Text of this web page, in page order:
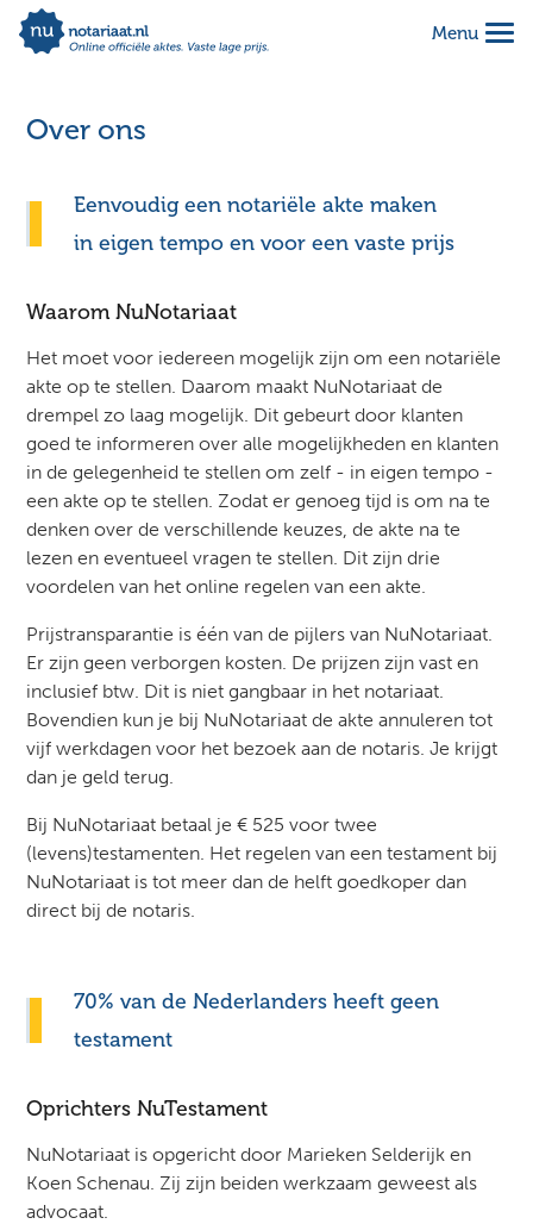
Menu
Alles geregeld voor 1 vaste prijs
Complete notariële akte
Over ons
Eenvoudig een notariële akte maken
in eigen tempo en voor een vaste prijs
Waarom NuNotariaat
Het moet voor iedereen mogelijk zijn om een notariële
akte op te stellen. Daarom maakt NuNotariaat de
drempel zo laag mogelijk. Dit gebeurt door klanten
goed te informeren over alle mogelijkheden en klanten
in de gelegenheid te stellen om zelf - in eigen tempo -
een akte op te stellen. Zodat er genoeg tijd is om na te
denken over de verschillende keuzes, de akte na te
lezen en eventueel vragen te stellen. Dit zijn drie
voordelen van het online regelen van een akte.
Prijstransparantie is één van de pijlers van NuNotariaat.
Er zijn geen verborgen kosten. De prijzen zijn vast en
inclusief btw. Dit is niet gangbaar in het notariaat.
Bovendien kun je bij NuNotariaat de akte annuleren tot
vijf werkdagen voor het bezoek aan de notaris. Je krijgt
dan je geld terug.
Bij NuNotariaat betaal je € 525 voor twee
(levens)testamenten. Het regelen van een testament bij
NuNotariaat is tot meer dan de helft goedkoper dan
direct bij de notaris.
70% van de Nederlanders heeft geen
testament
Oprichters NuTestament
NuNotariaat is opgericht door Marieken Selderijk en
Koen Schenau. Zij zijn beiden werkzaam geweest als
advocaat.